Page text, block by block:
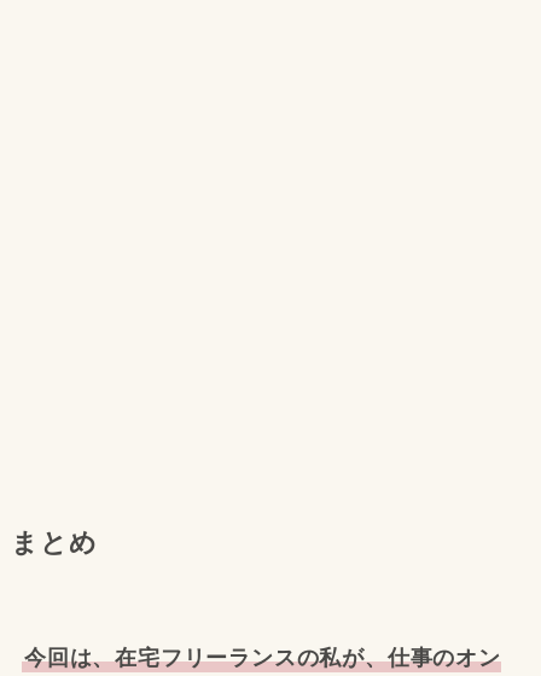
まとめ
今回は、在宅フリーランスの私が、仕事のオン